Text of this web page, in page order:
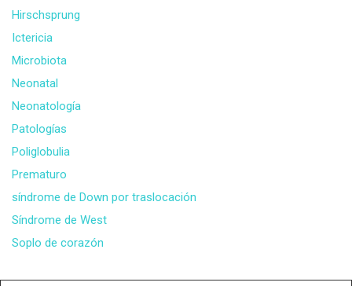
Hirschsprung
Ictericia
Microbiota
Neonatal
Neonatología
Patologías
Poliglobulia
Prematuro
síndrome de Down por traslocación
Síndrome de West
Soplo de corazón